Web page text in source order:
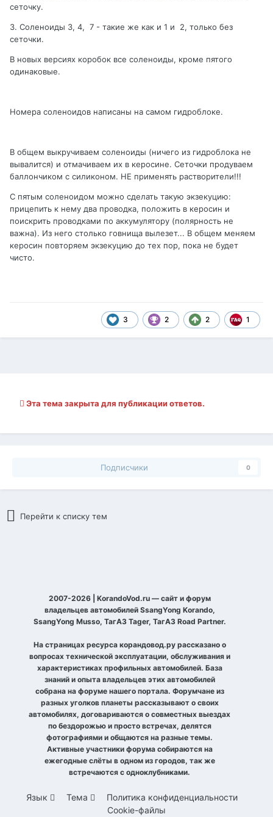
сеточку.
3. Соленоиды 3, 4, 7 - такие же как и 1 и 2, только без
сеточки.
В новых версиях коробок все соленоиды, кроме пятого
одинаковые.
Номера соленоидов написаны на самом гидроблоке.
В общем выкручиваем соленоиды (ничего из гидроблока не
вывалится) и отмачиваем их в керосине. Сеточки продуваем
баллончиком с силиконом. НЕ применять растворители!!!
С пятым соленоидом можно сделать такую экзекуцию:
прицепить к нему два проводка, положить в керосин и
поискрить проводками по аккумулятору (полярность не
важна). Из него столько говнища вылезет... В общем меняем
керосин повторяем экзекуцию до тех пор, пока не будет
чисто.
3 2 2 1
Эта тема закрыта для публикации ответов.
Подписчики 0
Перейти к списку тем
2007-2026 | KorandoVod.ru — сайт и форум
владельцев автомобилей SsangYong Korando,
SsangYong Musso, ТагАЗ Tager, ТагАЗ Road Partner.
На страницах ресурса корандовод.ру рассказано о
вопросах технической эксплуатации, обслуживания и
характеристиках профильных автомобилей. База
знаний и опыта владельцев этих автомобилей
собрана на форуме нашего портала. Форумчане из
разных уголков планеты рассказывают о своих
автомобилях, договариваются о совместных выездах
по бездорожью и просто встречах, делятся
фотографиями и общаются на разные темы.
Активные участники форума собираются на
ежегодные слёты в одном из городов, так же
встречаются с одноклубниками.
Язык Тема
Политика конфиденциальности
Cookie-файлы